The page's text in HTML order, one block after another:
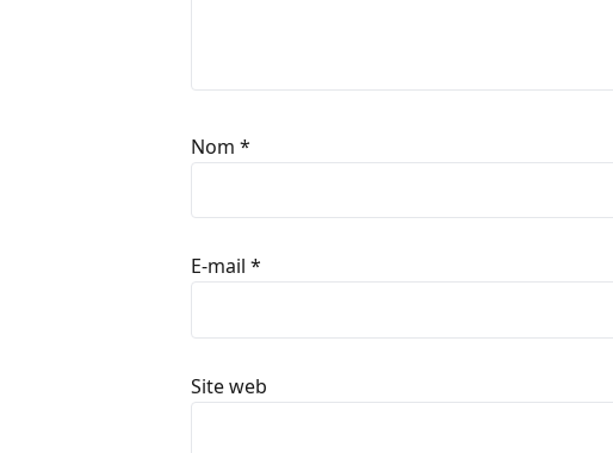
Nom *
E-mail *
Site web